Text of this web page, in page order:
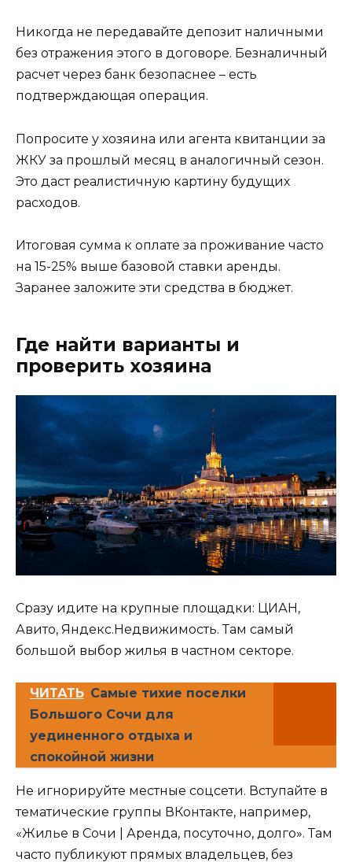
Никогда не передавайте депозит наличными
без отражения этого в договоре. Безналичный
расчет через банк безопаснее – есть
подтверждающая операция.
Попросите у хозяина или агента квитанции за
ЖКУ за прошлый месяц в аналогичный сезон.
Это даст реалистичную картину будущих
расходов.
Итоговая сумма к оплате за проживание часто
на 15-25% выше базовой ставки аренды.
Заранее заложите эти средства в бюджет.
Где найти варианты и
проверить хозяина
Сразу идите на крупные площадки: ЦИАН,
Авито, Яндекс.Недвижимость. Там самый
большой выбор жилья в частном секторе.
ЧИТАТЬ Самые тихие поселки
Большого Сочи для
уединенного отдыха и
спокойной жизни
Не игнорируйте местные соцсети. Вступайте в
тематические группы ВКонтакте, например,
«Жилье в Сочи | Аренда, посуточно, долго». Там
часто публикуют прямых владельцев, без